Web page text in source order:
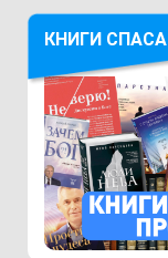
КНИГИ СПАСА